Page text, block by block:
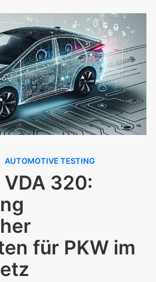
AUTOMOTIVE TESTING
VDA 320:
für PKW im